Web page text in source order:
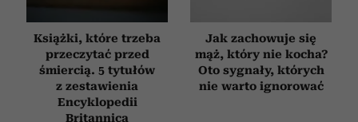
Książki, które trzeba
przeczytać przed
śmiercią. 5 tytułów
z zestawienia
Encyklopedii
Britannica
Jak zachowuje się
mąż, który nie kocha?
Oto sygnały, których
nie warto ignorować